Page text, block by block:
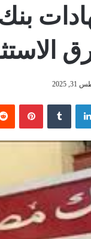
لينكدإن بينتيريست